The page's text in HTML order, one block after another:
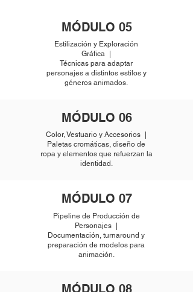
MÓDULO 05
Estilización y Exploración
Gráfica |
Técnicas para adaptar
personajes a distintos estilos y
géneros animados.
MÓDULO 06
Color, Vestuario y Accesorios |
Paletas cromáticas, diseño de
ropa y elementos que refuerzan la
identidad.
MÓDULO 07
Pipeline de Producción de
Personajes |
Documentación, turnaround y
preparación de modelos para
animación.
MÓDULO 08